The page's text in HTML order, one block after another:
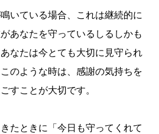
いている場合、これは継続的に
あなたを守っているしるしかも
なたは今とても大切に見守られ
のような時は、感謝の気持ちを
すことが大切です。
たときに「今日も守ってくれて